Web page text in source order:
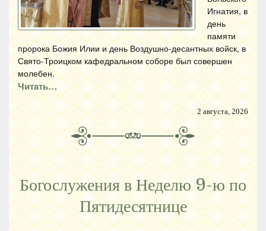
Игнатия, в
день
памяти
пророка Божия Илии и день Воздушно-десантных войск, в
Свято-Троицком кафедральном соборе был совершен
молебен.
Читать…
2 августа, 2026
Богослужения в Неделю 9-ю по
Пятидесятнице